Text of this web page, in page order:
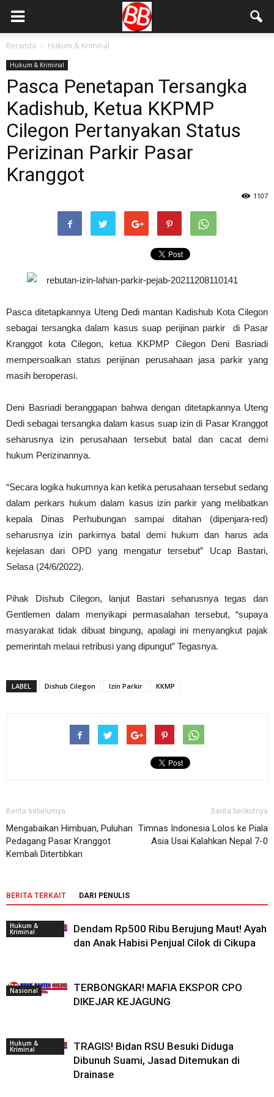
Beranda Hukum & Kriminal
Hukum & Kriminal
Pasca Penetapan Tersangka
Kadishub, Ketua KKPMP
Cilegon Pertanyakan Status
Perizinan Parkir Pasar
Kranggot
1107
Pasca ditetapkannya Uteng Dedi mantan Kadishub Kota Cilegon
sebagai tersangka dalam kasus suap perijinan parkir di Pasar
Kranggot kota Cilegon, ketua KKPMP Cilegon Deni Basriadi
mempersoalkan status perijinan perusahaan jasa parkir yang
masih beroperasi.
Deni Basriadi beranggapan bahwa dengan ditetapkannya Uteng
Dedi sebagai tersangka dalam kasus suap izin di Pasar Kranggot
seharusnya izin perusahaan tersebut batal dan cacat demi
hukum Perizinannya.
“Secara logika hukumnya kan ketika perusahaan tersebut sedang
dalam perkars hukum dalam kasus izin parkir yang melibatkan
kepala Dinas Perhubungan sampai ditahan (dipenjara-red)
seharusnya izin parkirnya batal demi hukum dan harus ada
kejelasan dari OPD yang mengatur tersebut” Ucap Bastari,
Selasa (24/6/2022).
Pihak Dishub Cilegon, lanjut Bastari seharusnya tegas dan
Gentlemen dalam menyikapi permasalahan tersebut, “supaya
masyarakat tidak dibuat bingung, apalagi ini menyangkut pajak
pemerintah melaui retribusi yang dipungut” Tegasnya.
LABEL Dishub Cilegon Izin Parkir KKMP
Berita sebelumya
Mengabaikan Himbuan, Puluhan
Pedagang Pasar Kranggot
Kembali Ditertibkan
Berita berikutnya
Timnas Indonesia Lolos ke Piala
Asia Usai Kalahkan Nepal 7-0
BERITA TERKAIT DARI PENULIS
Hukum &
Kriminal
Dendam Rp500 Ribu Berujung Maut! Ayah
dan Anak Habisi Penjual Cilok di Cikupa
Nasional
TERBONGKAR! MAFIA EKSPOR CPO
DIKEJAR KEJAGUNG
Hukum &
Kriminal
TRAGIS! Bidan RSU Besuki Diduga
Dibunuh Suami, Jasad Ditemukan di
Drainase